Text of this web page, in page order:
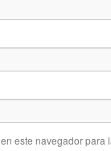
este navegador para